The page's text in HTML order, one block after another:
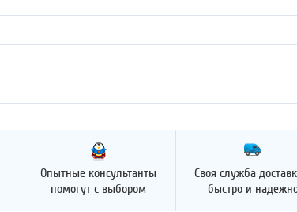
Опытные консультанты
помогут с выбором
Своя служба
быстро и